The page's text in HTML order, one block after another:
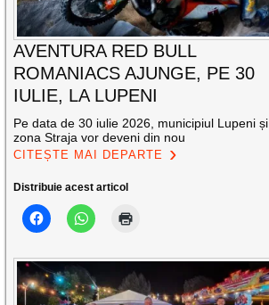
AVENTURA RED BULL
ROMANIACS AJUNGE, PE 30
IULIE, LA LUPENI
Pe data de 30 iulie 2026, municipiul Lupeni și
zona Straja vor deveni din nou
CITEȘTE MAI DEPARTE
Distribuie acest articol